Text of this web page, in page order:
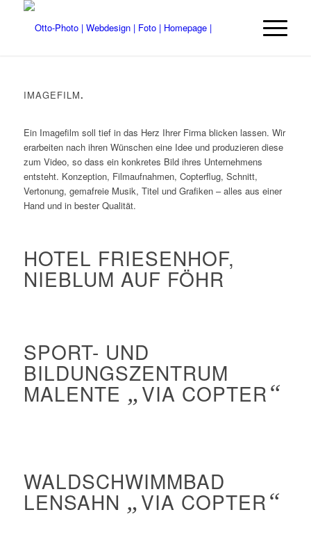
IMAGEFILM.
Ein Imagefilm soll tief in das Herz Ihrer Firma blicken lassen. Wir
erarbeiten nach ihren Wünschen eine Idee und produzieren diese
zum Video, so dass ein konkretes Bild ihres Unternehmens
entsteht. Konzeption, Filmaufnahmen, Copterflug, Schnitt,
Vertonung, gemafreie Musik, Titel und Grafiken – alles aus einer
Hand und in bester Qualität.
HOTEL FRIESENHOF,
NIEBLUM AUF FÖHR
SPORT- UND
BILDUNGSZENTRUM
MALENTE „VIA COPTER“
WALDSCHWIMMBAD
LENSAHN „VIA COPTER“